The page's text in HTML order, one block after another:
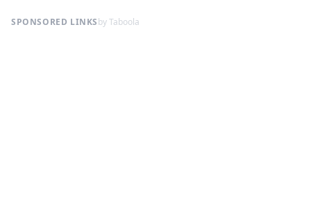
SPONSORED LINKSby Taboola